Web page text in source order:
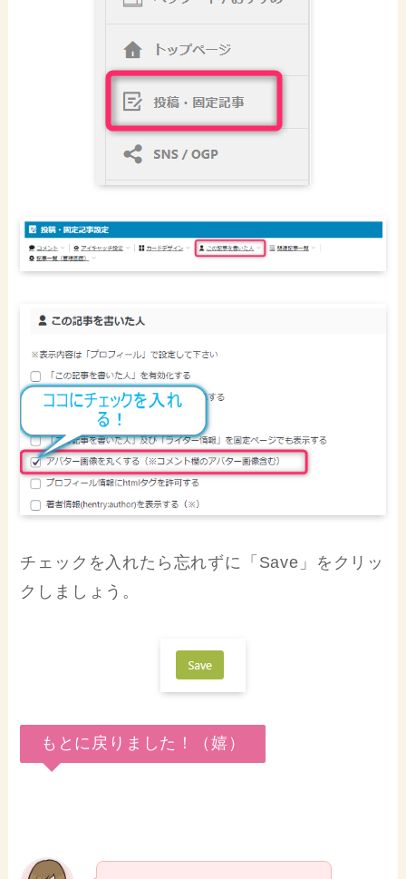
チェックを入れたら忘れずに「Save」をクリッ
クしましょう。
もとに戻りました！（嬉）